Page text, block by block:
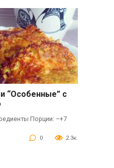
“Особенные” с
Порции: –+7
0 2.3к.